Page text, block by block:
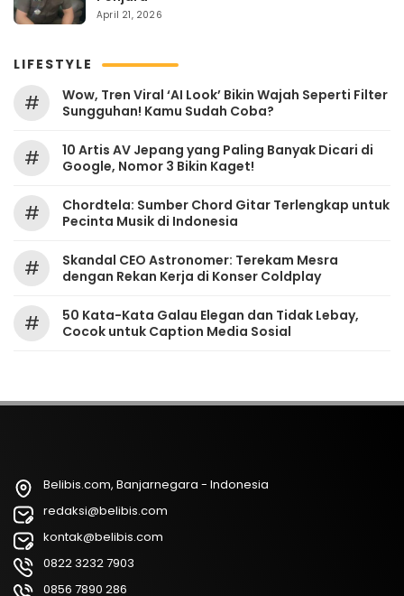
April 21, 2026
LIFESTYLE
#
Wow, Tren Viral ‘AI Look’ Bikin Wajah Seperti Filter
Sungguhan! Kamu Sudah Coba?
#
10 Artis AV Jepang yang Paling Banyak Dicari di
Google, Nomor 3 Bikin Kaget!
#
Chordtela: Sumber Chord Gitar Terlengkap untuk
Pecinta Musik di Indonesia
#
Skandal CEO Astronomer: Terekam Mesra
dengan Rekan Kerja di Konser Coldplay
#
50 Kata-Kata Galau Elegan dan Tidak Lebay,
Cocok untuk Caption Media Sosial
Belibis.com, Banjarnegara - Indonesia
redaksi@belibis.com
kontak@belibis.com
0822 3232 7903
0856 7890 286